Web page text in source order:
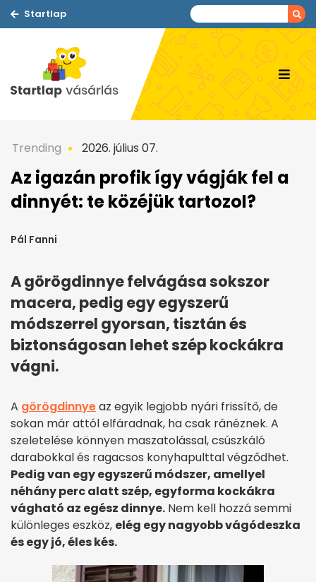
Startlap
Trending 2026. július 07.
Az igazán profik így vágják fel a
dinnyét: te közéjük tartozol?
Pál Fanni
A görögdinnye felvágása sokszor
macera, pedig egy egyszerű
módszerrel gyorsan, tisztán és
biztonságosan lehet szép kockákra
vágni.
A görögdinnyeaz egyik legjobb nyári frissítő, de
sokan már attól elfáradnak, ha csak ránéznek. A
szeletelése könnyen maszatolással, csúszkáló
darabokkal és ragacsos konyhapulttal végződhet.
Pedig van egy egyszerű módszer, amellyel
néhány perc alatt szép, egyforma kockákra
vágható az egész dinnye. Nem kell hozzá semmi
különleges eszköz, elég egy nagyobb vágódeszka
és egy jó, éles kés.